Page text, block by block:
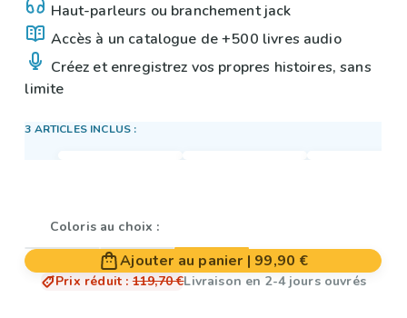
Haut-parleurs ou branchement jack
Accès à un catalogue de +500 livres audio
Créez et enregistrez vos propres histoires, sans
limite
3 ARTICLES INCLUS :
Coloris au choix :
Ajouter au panier | 99,90 €
Prix réduit : 119,70 €Livraison en 2-4 jours ouvrés